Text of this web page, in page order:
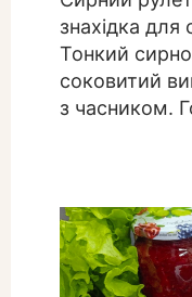
знахідка для
Тонкий
соковитий
з часником.